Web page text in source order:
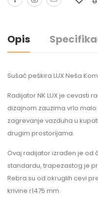
Opis
Sušač peškira LUX Neša
Radijator NK LUX je cevasti
dizajnom zauzima vrlo
zagrevanje vazduha u
drugim prostorijama.
Ovaj radijator izrađen je od
standardu, trapezastog je
Rebra su od okruglih cevi
krivine r1475 mm.